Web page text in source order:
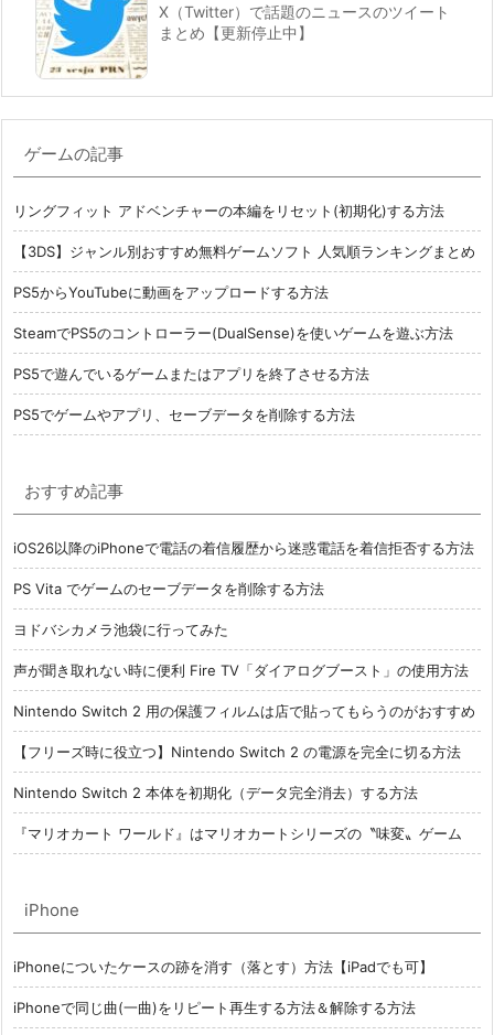
X（Twitter）で話題のニュースのツイート
まとめ【更新停止中】
ゲームの記事
リングフィット アドベンチャーの本編をリセット(初期化)する方法
【3DS】ジャンル別おすすめ無料ゲームソフト 人気順ランキングまとめ
PS5からYouTubeに動画をアップロードする方法
SteamでPS5のコントローラー(DualSense)を使いゲームを遊ぶ方法
PS5で遊んでいるゲームまたはアプリを終了させる方法
PS5でゲームやアプリ、セーブデータを削除する方法
おすすめ記事
iOS26以降のiPhoneで電話の着信履歴から迷惑電話を着信拒否する方法
PS Vita でゲームのセーブデータを削除する方法
ヨドバシカメラ池袋に行ってみた
声が聞き取れない時に便利 Fire TV「ダイアログブースト」の使用方法
Nintendo Switch 2 用の保護フィルムは店で貼ってもらうのがおすすめ
【フリーズ時に役立つ】Nintendo Switch 2 の電源を完全に切る方法
Nintendo Switch 2 本体を初期化（データ完全消去）する方法
『マリオカート ワールド』はマリオカートシリーズの〝味変〟ゲーム
iPhone
iPhoneについたケースの跡を消す（落とす）方法【iPadでも可】
iPhoneで同じ曲(一曲)をリピート再生する方法＆解除する方法